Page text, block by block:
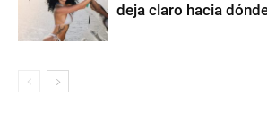
deja claro hacia